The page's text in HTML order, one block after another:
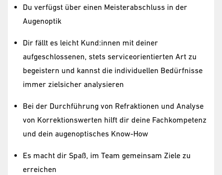
Du verfügst über einen Meisterabschluss in der
Augenoptik
Dir fällt es leicht Kund:innen mit deiner
aufgeschlossenen, stets serviceorientierten Art zu
begeistern und kannst die individuellen Bedürfnisse
immer zielsicher analysieren
Bei der Durchführung von Refraktionen und Analyse
von Korrektionswerten hilft dir deine Fachkompetenz
und dein augenoptisches Know-How
Es macht dir Spaß, im Team gemeinsam Ziele zu
erreichen